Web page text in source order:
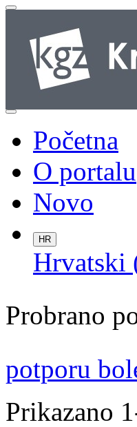
Početna
O portalu
Novo
HR
Hrvatski
Probrano
potporu
Prikazano